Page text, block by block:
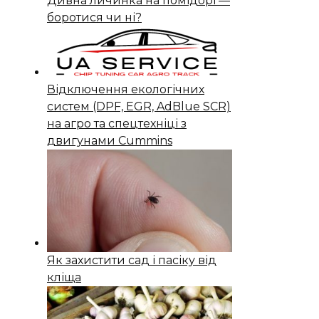
боротися чи ні?
Відключення екологічних
систем (DPF, EGR, AdBlue SCR)
на агро та спецтехніці з
двигунами Cummins
Як захистити сад і пасіку від
кліща